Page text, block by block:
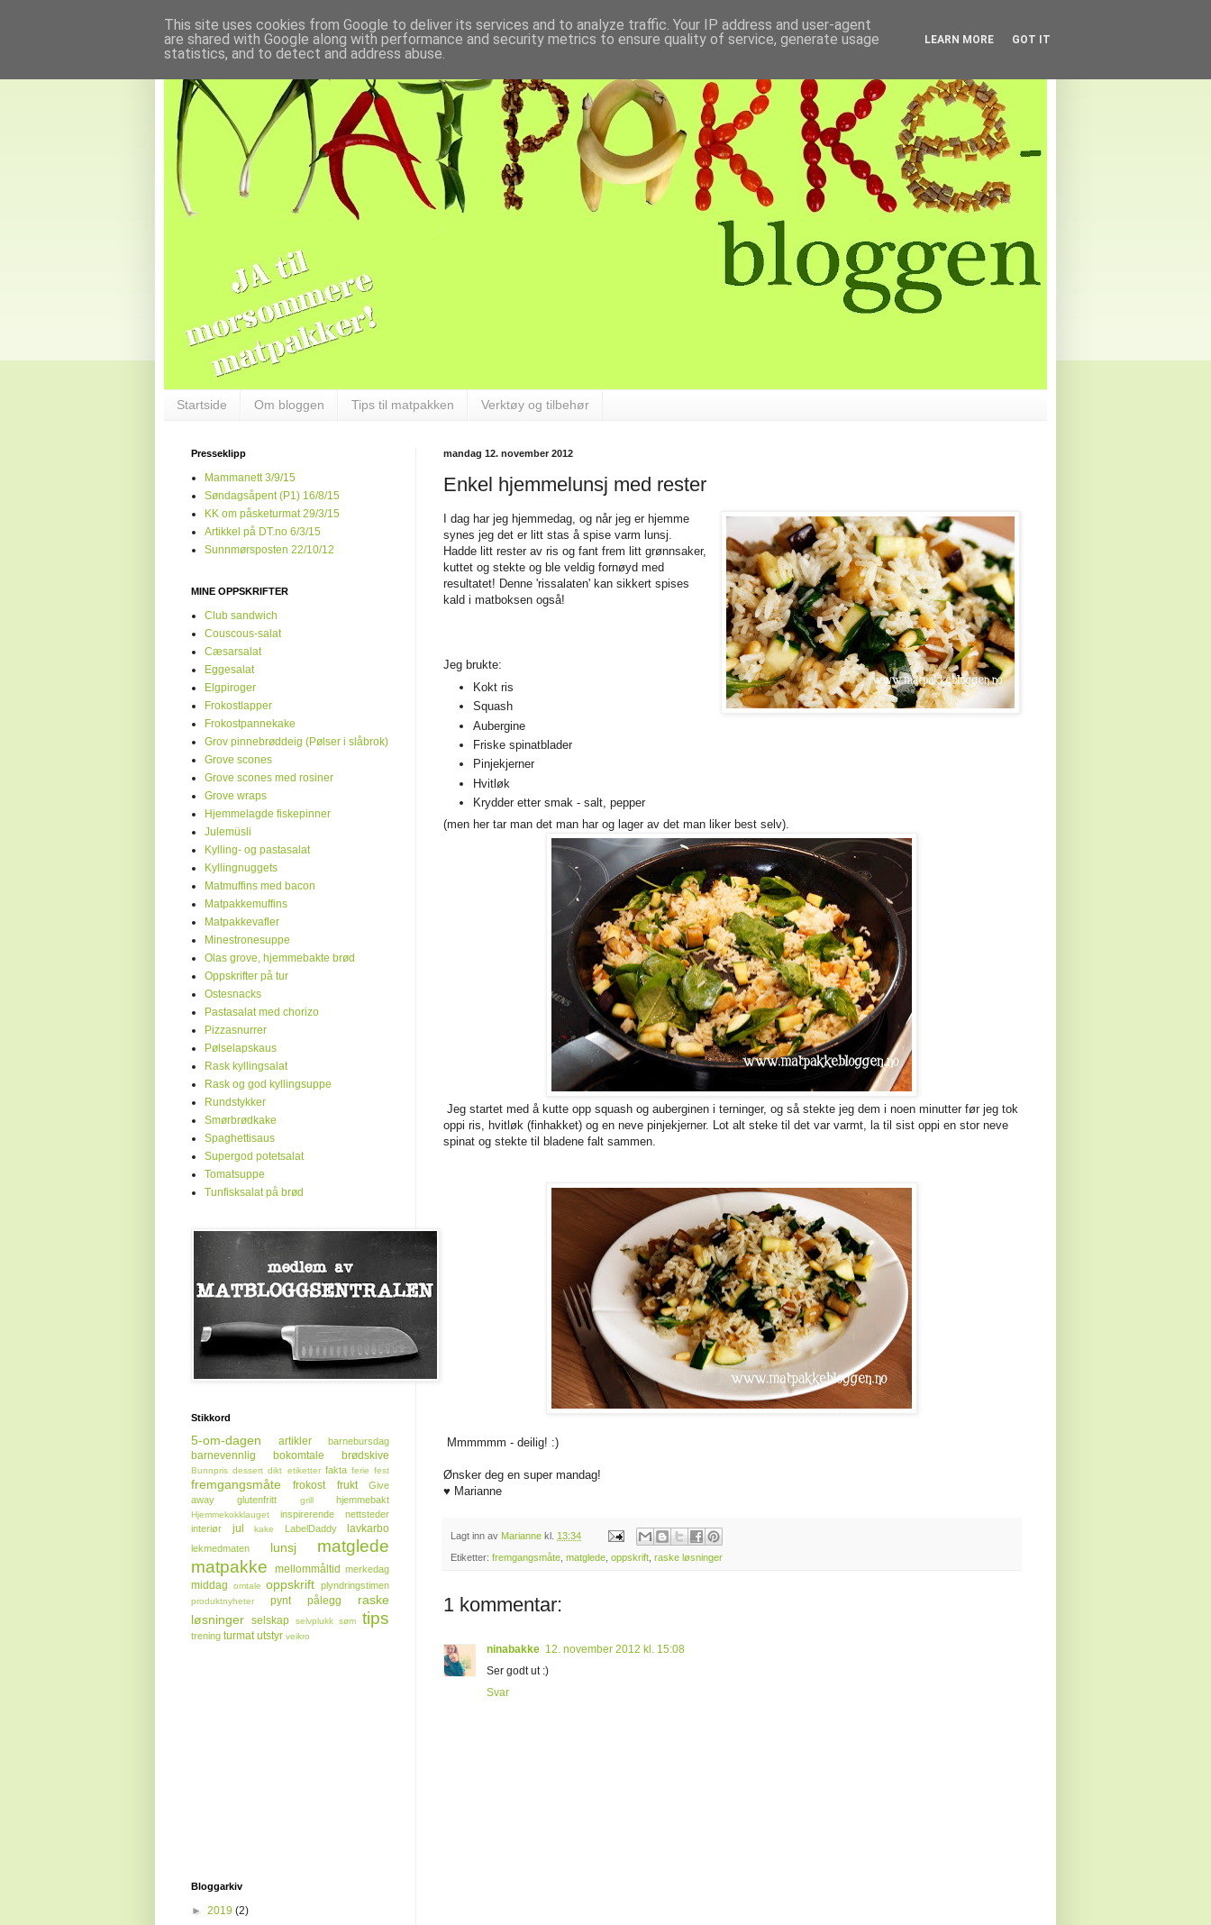
Startside Om bloggen Tips til matpakken Verktøy og tilbehør
mandag 12. november 2012
Enkel hjemmelunsj med rester
I dag har jeg hjemmedag, og når jeg er hjemme
synes jeg det er litt stas å spise varm lunsj.
Hadde litt rester av ris og fant frem litt grønnsaker,
kuttet og stekte og ble veldig fornøyd med
resultatet! Denne 'rissalaten' kan sikkert spises
kald i matboksen også!
Jeg brukte:
Kokt ris
Squash
Aubergine
Friske spinatblader
Pinjekjerner
Hvitløk
Krydder etter smak - salt, pepper
(men her tar man det man har og lager av det man liker best selv).
Jeg startet med å kutte opp squash og auberginen i terninger, og så stekte jeg dem i noen minutter før jeg tok
oppi ris, hvitløk (finhakket) og en neve pinjekjerner. Lot alt steke til det var varmt, la til sist oppi en stor neve
spinat og stekte til bladene falt sammen.
Mmmmmm - deilig! :)
Ønsker deg en super mandag!
♥ Marianne
Lagt inn av Marianne kl. 13:34
Etiketter: fremgangsmåte matglede oppskrift raske løsninger
1 kommentar:
ninabakke 12. november 2012 kl. 15:08
Ser godt ut :)
Svar
Presseklipp
Mammanett 3/9/15
Søndagsåpent (P1) 16/8/15
KK om påsketurmat 29/3/15
Artikkel på DT.no 6/3/15
Sunnmørsposten 22/10/12
MINE OPPSKRIFTER
Club sandwich
Couscous-salat
Cæsarsalat
Eggesalat
Elgpiroger
Frokostlapper
Frokostpannekake
Grov pinnebrøddeig (Pølser i slåbrok)
Grove scones
Grove scones med rosiner
Grove wraps
Hjemmelagde fiskepinner
Julemüsli
Kylling- og pastasalat
Kyllingnuggets
Matmuffins med bacon
Matpakkemuffins
Matpakkevafler
Minestronesuppe
Olas grove, hjemmebakte brød
Oppskrifter på tur
Ostesnacks
Pastasalat med chorizo
Pizzasnurrer
Pølselapskaus
Rask kyllingsalat
Rask og god kyllingsuppe
Rundstykker
Smørbrødkake
Spaghettisaus
Supergod potetsalat
Tomatsuppe
Tunfisksalat på brød
Stikkord
5-om-dagen artikler barnebursdag
barnevennlig bokomtale brødskive
Bunnpris dessert dikt etiketter fakta ferie fest
fremgangsmåte frokost frukt
Give
away
glutenfritt grill hjemmebakt
Hjemmekokklauget
inspirerende nettsteder
interiør
jul kake LabelDaddy lavkarbo
lekmedmaten lunsj
matglede
matpakke
mellommåltid merkedag
middag omtale oppskrift plyndringstimen
produktnyheter pynt pålegg
raske
løsninger selskap selvplukk søm tips
trening turmat utstyr veikro
Bloggarkiv
► 2019 (2)
This site uses cookies from Google to deliver its services and to analyze traffic. Your IP address and user-agent
are shared with Google along with performance and security metrics to ensure quality of service, generate usage
statistics, and to detect and address abuse.
LEARN MORE GOT IT